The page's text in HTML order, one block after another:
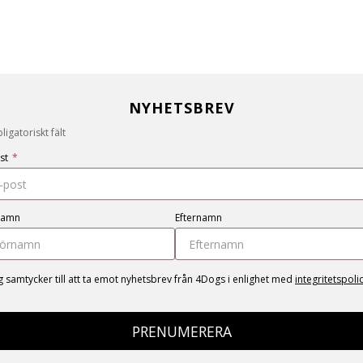
NYHETSBREV
fält
*
Efternamn
samtycker till att ta emot nyhetsbrev från 4Dogs i enlighet med
PRENUMERERA